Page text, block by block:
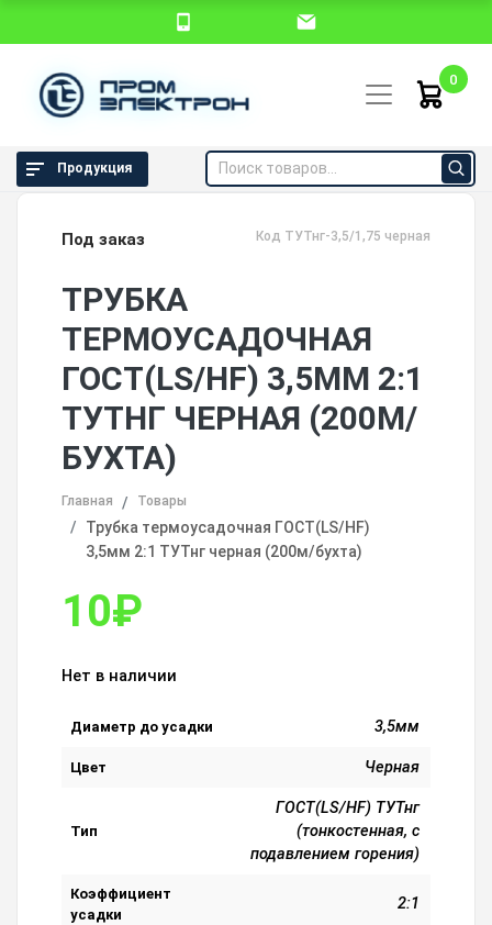
0
Продукция
Под заказ Код ТУТнг-3,5/1,75 черная
ТРУБКА
ТЕРМОУСАДОЧНАЯ
ГОСТ(LS/HF) 3,5ММ 2:1
ТУТНГ ЧЕРНАЯ (200М/
БУХТА)
Главная Товары
Трубка термоусадочная ГОСТ(LS/HF)
3,5мм 2:1 ТУТнг черная (200м/бухта)
10₽
Нет в наличии
Диаметр до усадки 3,5мм
Цвет Черная
Тип
ГОСТ(LS/HF) ТУТнг
(тонкостенная, с
подавлением горения)
Коэффициент
усадки
2:1